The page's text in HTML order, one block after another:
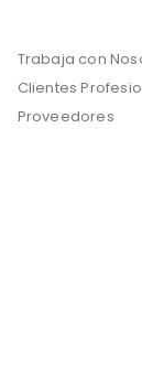
Trabaja con
Clientes
Proveedores